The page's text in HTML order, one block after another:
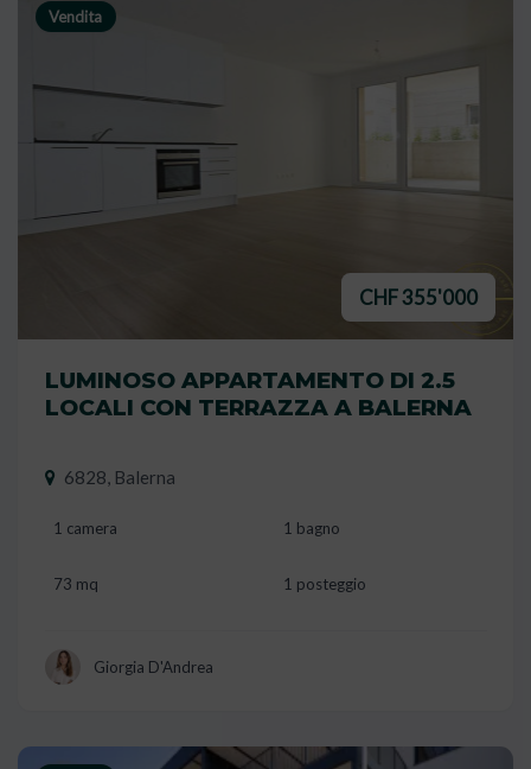
Vendita
CHF 355'000
LUMINOSO APPARTAMENTO DI 2.5
LOCALI CON TERRAZZA A BALERNA
6828, Balerna
1 camera 1 bagno
73 mq 1 posteggio
Giorgia D'Andrea